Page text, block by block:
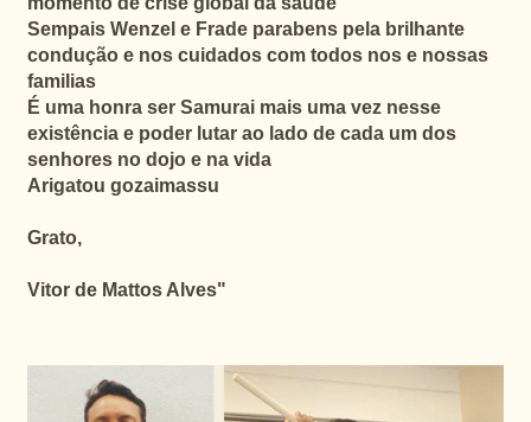
Sempais Wenzel e Frade parabens pela brilhante
condução e nos cuidados com todos nos e nossas
familias
É uma honra ser Samurai mais uma vez nesse
existência e poder lutar ao lado de cada um dos
senhores no dojo e na vida
Arigatou gozaimassu
Grato,
Vitor de Mattos Alves"